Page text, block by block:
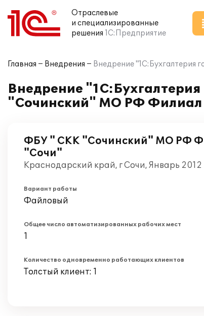
Отраслевые
и специализированные
решения 1С:Предприятие
Главная Внедрения Внедрение
Внедрение
"Сочинский" МО РФ
ФБУ " СКК "Сочинский" МО РФ
"Сочи"
Краснодарский край, г Сочи, Январь 2012
Вариант работы
Файловый
Общее число автоматизированных рабочих мест
1
Количество одновременно работающих клиентов
Толстый клиент: 1